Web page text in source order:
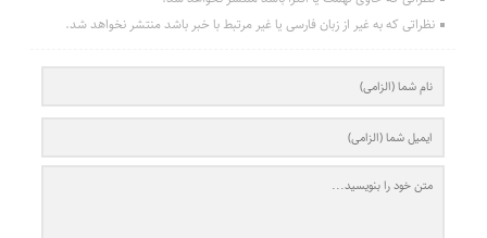
نظراتی که به غیر از زبان فارسی یا غیر مرتبط با خبر باشد منتشر نخواهد شد.